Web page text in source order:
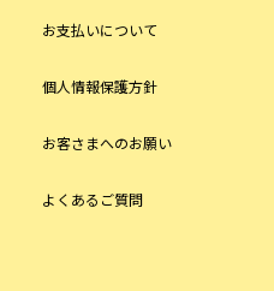
お支払いについて
個人情報保護方針
お客さまへのお願い
よくあるご質問